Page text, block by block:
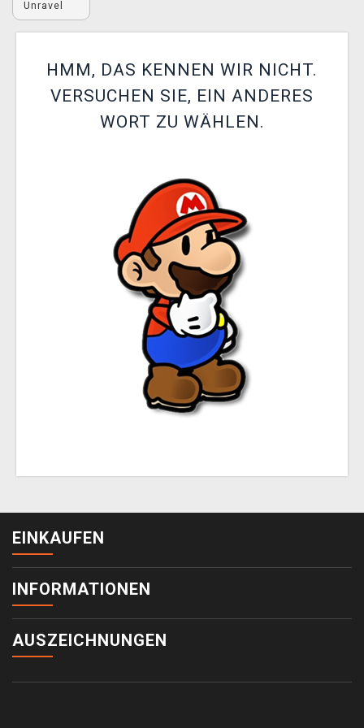
XZONE CLUB
Unravel
HMM, DAS KENNEN WIR NICHT.
VERSUCHEN SIE, EIN ANDERES
WORT ZU WÄHLEN.
EINKAUFEN
INFORMATIONEN
AUSZEICHNUNGEN